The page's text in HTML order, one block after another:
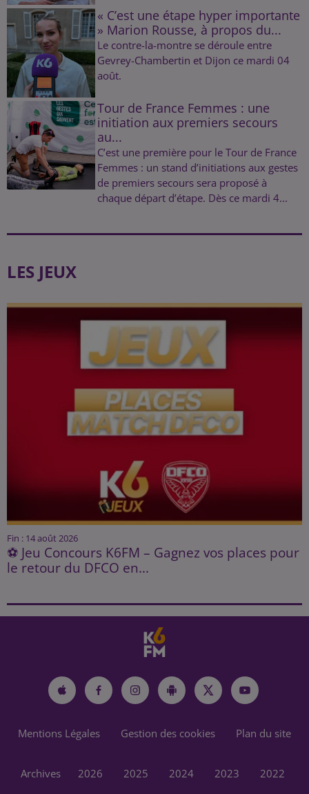
« C’est une étape hyper importante
» Marion Rousse, à propos du...
Le contre-la-montre se déroule entre
Gevrey-Chambertin et Dijon ce mardi 04
août.
Tour de France Femmes : une
initiation aux premiers secours
au...
C’est une première pour le Tour de France
Femmes : un stand d’initiations aux gestes
de premiers secours sera proposé à
chaque départ d’étape. Dès ce mardi 4...
LES JEUX
Fin : 14 août 2026
⚽ Jeu Concours K6FM – Gagnez vos places pour
le retour du DFCO en...
Mentions Légales Gestion des cookies Plan du site
Archives 2026 2025 2024 2023 2022